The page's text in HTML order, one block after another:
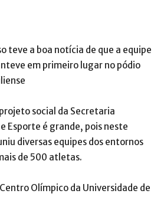
teve a boa notícia de que a equipe
em primeiro lugar no pódio
social da Secretaria
Esporte é grande, pois neste
diversas equipes dos entornos
de 500 atletas.
Olímpico da Universidade de